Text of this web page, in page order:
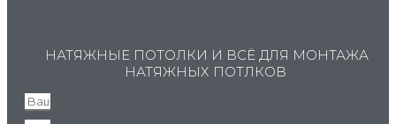
НАТЯЖНЫЕ ПОТОЛКИ И ВСЁ ДЛЯ МОНТАЖА
НАТЯЖНЫХ ПОТЛКОВ